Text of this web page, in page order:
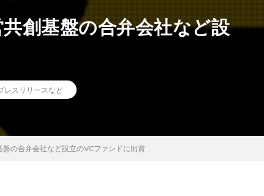
創基盤の合弁会社など設
レスリリースなど
の合弁会社など設立のVCファンドに出資